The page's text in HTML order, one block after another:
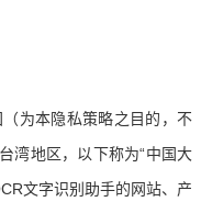
为本隐私策略之目的，不
湾地区，以下称为“中国大
文字识别助手的网站、产